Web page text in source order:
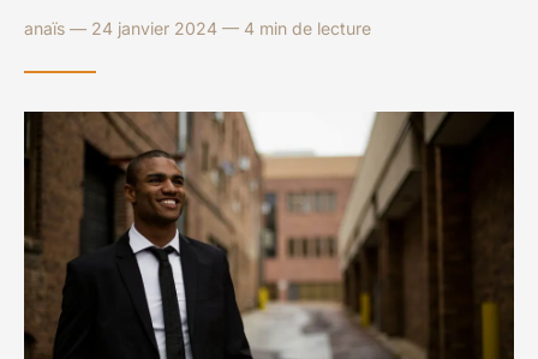
anaïs — 24 janvier 2024 — 4 min de lecture